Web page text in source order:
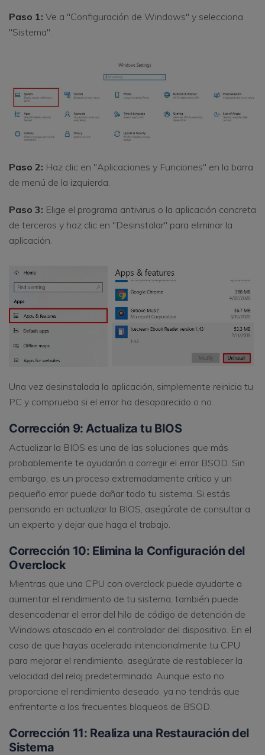
Paso 1: Ve a "Configuración de Windows" y selecciona
"Sistema".
Paso 2: Haz clic en "Aplicaciones y Funciones" en la barra
de menú de la izquierda.
Paso 3: Elige el programa antivirus o la aplicación concreta
de terceros y haz clic en "Desinstalar" para eliminar la
aplicación.
Una vez desinstalada la aplicación, simplemente reinicia tu
PC y comprueba si el error ha desaparecido o no.
Corrección 9: Actualiza tu BIOS
Actualizar la BIOS es una de las soluciones que más
probablemente te ayudarán a corregir el error BSOD. Sin
embargo, es un proceso extremadamente crítico y un
pequeño error puede dañar todo tu sistema. Si estás
pensando en actualizar la BIOS, asegúrate de consultar a
un experto y dejar que haga el trabajo.
Corrección 10: Elimina la Configuración del
Overclock
Mientras que una CPU con overclock puede ayudarte a
aumentar el rendimiento de tu sistema, también puede
desencadenar el error del hilo de código de detención de
Windows atascado en el controlador del dispositivo. En el
caso de que hayas acelerado intencionalmente tu CPU
para mejorar el rendimiento, asegúrate de restablecer la
velocidad del reloj predeterminada. Aunque esto no
proporcione el rendimiento deseado, ya no tendrás que
enfrentarte a los frecuentes bloqueos de BSOD.
Corrección 11: Realiza una Restauración del
Sistema